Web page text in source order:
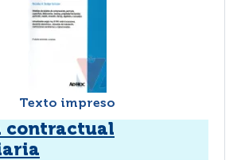
Texto impreso
contractual